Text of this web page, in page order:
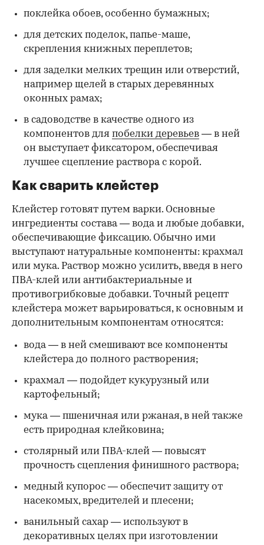
поклейка обоев, особенно бумажных;
для детских поделок, папье-маше,
скрепления книжных переплетов;
для заделки мелких трещин или отверстий,
например щелей в старых деревянных
оконных рамах;
в садоводстве в качестве одного из
компонентов для побелки деревьев — в ней
он выступает фиксатором, обеспечивая
лучшее сцепление раствора с корой.
Как сварить клейстер
Клейстер готовят путем варки. Основные
ингредиенты состава — вода и любые добавки,
обеспечивающие фиксацию. Обычно ими
выступают натуральные компоненты: крахмал
или мука. Раствор можно усилить, введя в него
ПВА-клей или антибактериальные и
противогрибковые добавки. Точный рецепт
клейстера может варьироваться, к основным и
дополнительным компонентам относятся:
вода — в ней смешивают все компоненты
клейстера до полного растворения;
крахмал — подойдет кукурузный или
картофельный;
мука — пшеничная или ржаная, в ней также
есть природная клейковина;
столярный или ПВА-клей — повысят
прочность сцепления финишного раствора;
медный купорос — обеспечит защиту от
насекомых, вредителей и плесени;
ванильный сахар — используют в
декоративных целях при изготовлении